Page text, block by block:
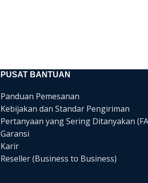
PUSAT BANTUAN
Panduan Pemesanan
Kebijakan dan Standar Pengiriman
Pertanyaan yang Sering Ditanyakan
Garansi
Karir
Reseller (Business to Business)